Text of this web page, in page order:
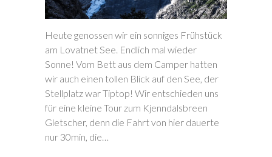
Heute genossen wir ein sonniges Frühstück
am Lovatnet See. Endlich mal wieder
Sonne! Vom Bett aus dem Camper hatten
wir auch einen tollen Blick auf den See, der
Stellplatz war Tiptop! Wir entschieden uns
für eine kleine Tour zum Kjenndalsbreen
Gletscher, denn die Fahrt von hier dauerte
nur 30min, die…